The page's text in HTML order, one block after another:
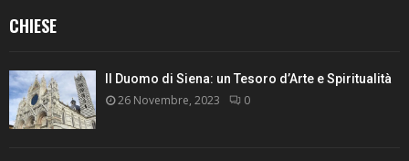
CHIESE
Il Duomo di Siena: un Tesoro d’Arte e Spiritualità
26 Novembre, 2023 0